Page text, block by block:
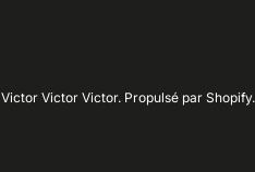
Victor Victor Victor. Propulsé par Shopify.